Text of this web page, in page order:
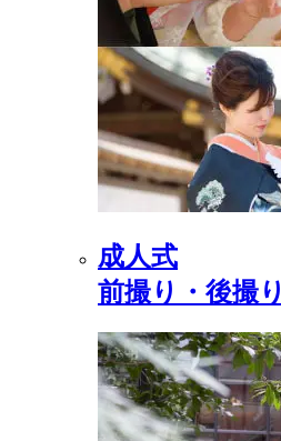
成人式
前撮り・後撮り